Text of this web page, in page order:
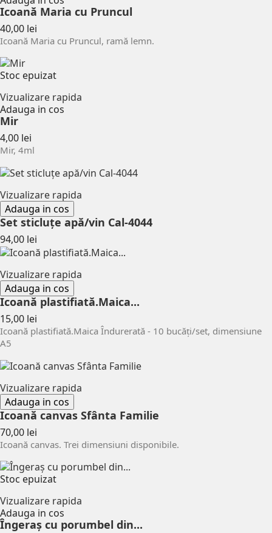
Icoană Maria cu Pruncul
40,00 lei
Icoană Maria cu Pruncul, ramă lemn.
Stoc epuizat
Vizualizare rapida
Adauga in cos
Mir
4,00 lei
Mir, 4ml
Vizualizare rapida
Adauga in cos
Set sticluțe apă/vin Cal-4044
94,00 lei
Vizualizare rapida
Adauga in cos
Icoană plastifiată.Maica...
15,00 lei
Icoană plastifiată.Maica Îndurerată - 10 bucăți/set, dimensiune
A5
Vizualizare rapida
Adauga in cos
Icoană canvas Sfânta Familie
70,00 lei
Icoană canvas. Trei dimensiuni disponibile.
Stoc epuizat
Vizualizare rapida
Adauga in cos
Îngeraș cu porumbel din...